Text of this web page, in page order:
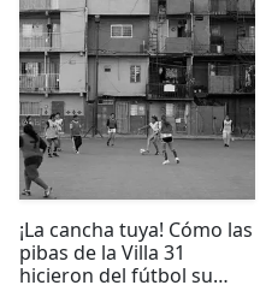
¡La cancha tuya! Cómo las
pibas de la Villa 31
hicieron del fútbol su